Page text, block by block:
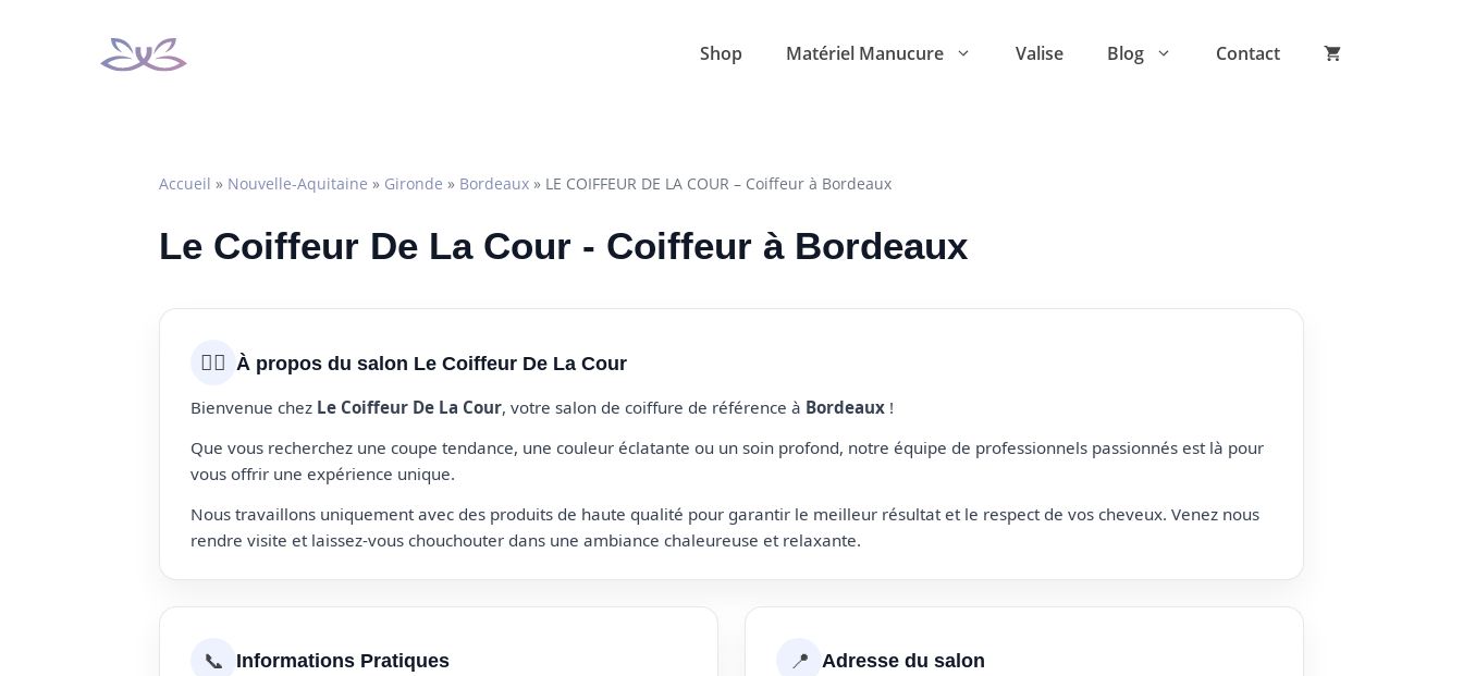
Shop Matériel Manucure Valise Blog Contact
Accueil » Nouvelle-Aquitaine » Gironde » Bordeaux » LE COIFFEUR DE LA COUR – Coiffeur à Bordeaux
Le Coiffeur De La Cour - Coiffeur à Bordeaux
💇‍♀️ À propos du salon Le Coiffeur De La Cour
Bienvenue chez Le Coiffeur De La Cour, votre salon de coiffure de référence à Bordeaux !
Que vous recherchez une coupe tendance, une couleur éclatante ou un soin profond, notre équipe de professionnels passionnés est là pour
vous offrir une expérience unique.
Nous travaillons uniquement avec des produits de haute qualité pour garantir le meilleur résultat et le respect de vos cheveux. Venez nous
rendre visite et laissez-vous chouchouter dans une ambiance chaleureuse et relaxante.
📞 Informations Pratiques 📍 Adresse du salon